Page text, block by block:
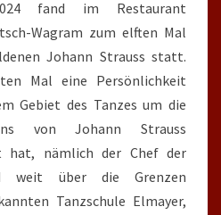
fand im Restaurant
Wagram zum elften Mal
Johann Strauss statt.
Mal eine Persönlichkeit
Gebiet des Tanzes um die
von Johann Strauss
hat, nämlich der Chef der
weit über die Grenzen
Tanzschule Elmayer,